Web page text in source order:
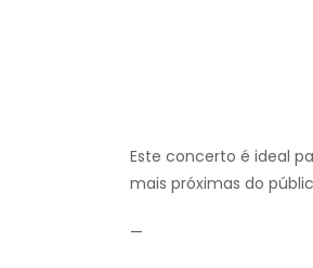
Este concerto é ideal
mais próximas do
—